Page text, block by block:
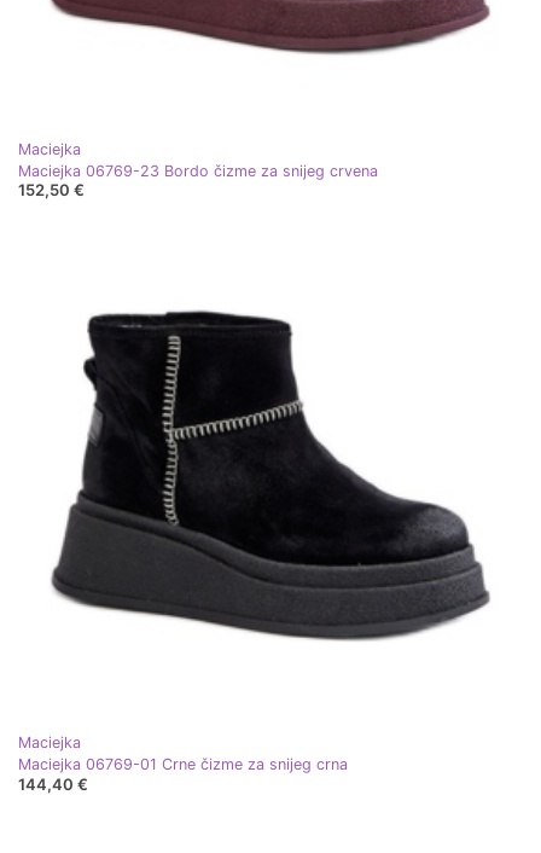
Maciejka
Maciejka 06769-23 Bordo čizme za snijeg crvena
152,50 €
Maciejka
Maciejka 06769-01 Crne čizme za snijeg crna
144,40 €